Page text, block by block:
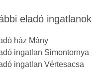
eladó ingatlanok
ház Mány
ingatlan Simontornya
ingatlan Vértesacsa